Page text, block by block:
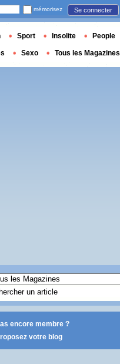
encore membre ?
votre blog
mémorisez Se connecter
Sport Insolite People
Sexo Tous les Magazines